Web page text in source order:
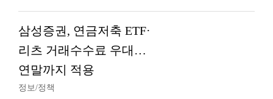
삼성증권, 연금저축 ETF·
리츠 거래수수료 우대…
연말까지 적용
정보/정책